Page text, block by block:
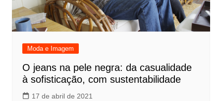
Moda e Imagem
O jeans na pele negra: da casualidade
à sofisticação, com sustentabilidade
17 de abril de 2021